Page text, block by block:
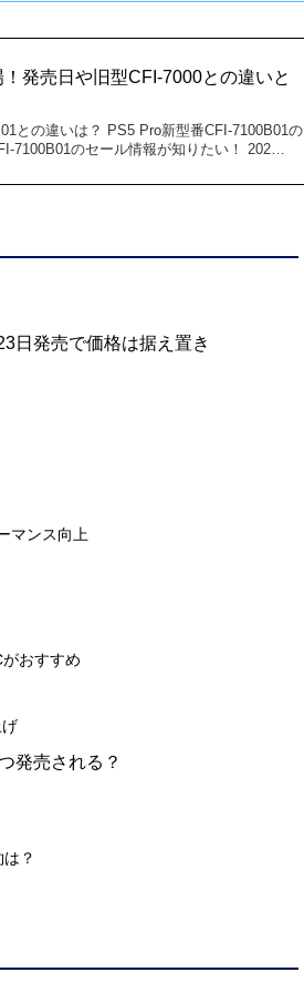
発売日や旧型CFI-7000との違いと
との違いは？ PS5 Pro新型番CFI-7100B01の
7100B01のセール情報が知りたい！ 202…
日発売で価格は据え置き
マンス向上
おすすめ
げ
発売される？
？